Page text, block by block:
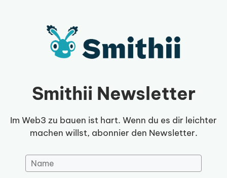
Smithii Newsletter
Im Web3 zu bauen ist hart. Wenn du es dir leichter
machen willst, abonnier den Newsletter.